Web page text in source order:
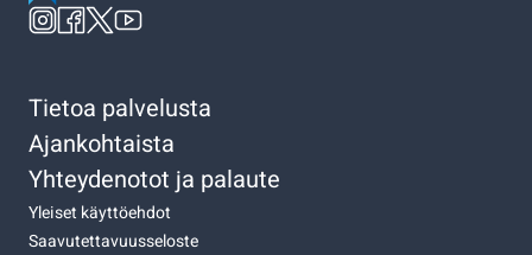
Tietoa palvelusta
Ajankohtaista
Yhteydenotot ja palaute
Yleiset käyttöehdot
Saavutettavuusseloste